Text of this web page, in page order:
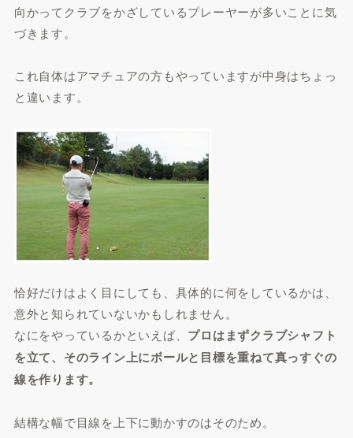
向かってクラブをかざしているプレーヤーが多いことに気
づきます。
これ自体はアマチュアの方もやっていますが中身はちょっ
と違います。
恰好だけはよく目にしても、具体的に何をしているかは、
意外と知られていないかもしれません。
なにをやっているかといえば、 プロはまずクラブシャフト
を立て、そのライン上にボールと目標を重ねて真っすぐの
線を作ります。
結構な幅で目線を上下に動かすのはそのため。